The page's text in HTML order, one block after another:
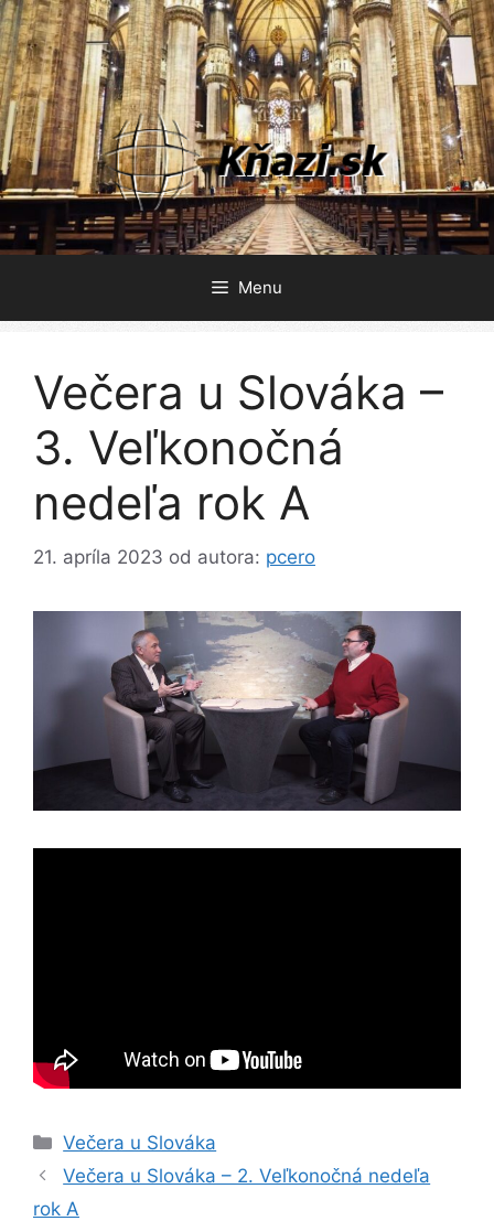
Preskočiť
na
obsah
Menu
Večera u Slováka –
3. Veľkonočná
nedeľa rok A
21. apríla 2023 od autora: pcero
Kategórie
Večera u Slováka
Navigácia
článkami
Večera u Slováka – 2. Veľkonočná nedeľa
rok A